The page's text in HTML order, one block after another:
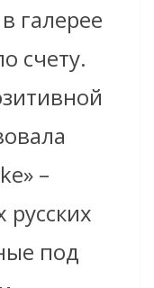
галерее
счету.
–
под